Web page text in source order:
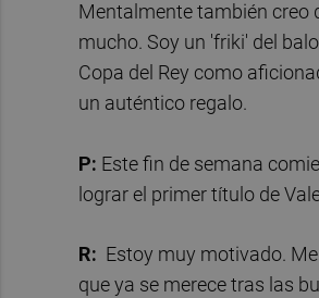
Mentalmente también creo
mucho. Soy un 'friki' del
Copa del Rey como
un auténtico regalo.
P: Este fin de semana
lograr el primer título de
R: Estoy muy motivado.
que ya se merece tras las